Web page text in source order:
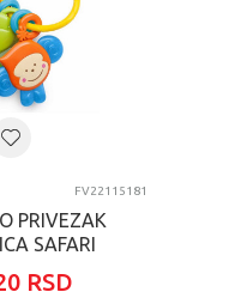
FV22115181
PRIVEZAK
SAFARI
RSD